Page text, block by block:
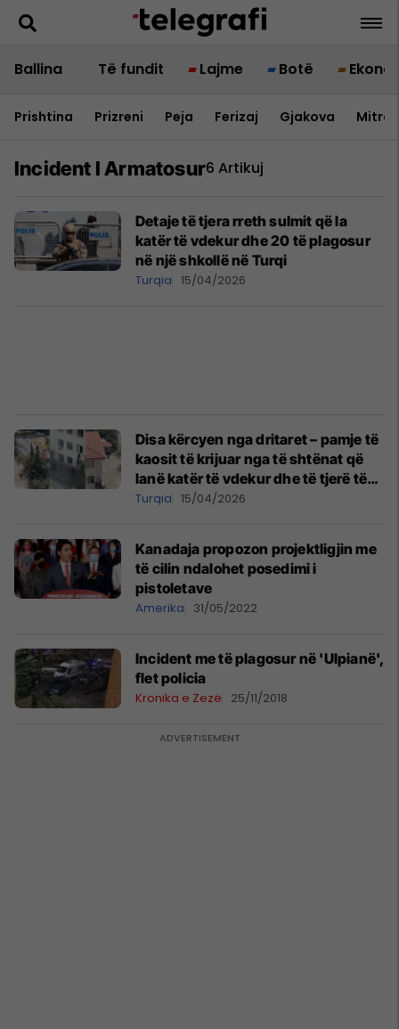
Ballina Të fundit Lajme Botë
Prishtina Prizreni Peja Ferizaj Gjakova
Incident I Armatosur6 Artikuj
Detaje të tjera rreth sulmit që la
katër të vdekur dhe 20 të plagosur
në një shkollë në Turqi
Turqia 15/04/2026
Disa kërcyen nga dritaret – pamje të
kaosit të krijuar nga të shtënat që
lanë katër të vdekur dhe të tjerë të
plagosur në një shkollë në Turqi
Turqia 15/04/2026
Kanadaja propozon projektligjin me
të cilin ndalohet posedimi i
pistoletave
Amerika 31/05/2022
Incident me të plagosur në 'Ulpianë',
flet policia
Kronika e Zezë 25/11/2018